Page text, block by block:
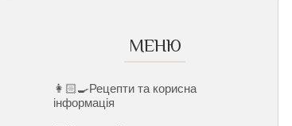
👩🏻‍🍳Рецепти та корисна
інформація